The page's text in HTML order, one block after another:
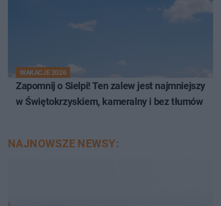
WAKACJE 2026
Zapomnij o Sielpi! Ten zalew jest najmniejszy
w Świętokrzyskiem, kameralny i bez tłumów
NAJNOWSZE NEWSY: